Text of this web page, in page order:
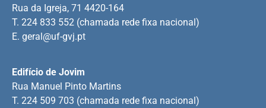
Edifício de Jovim
Rua Manuel Pinto Martins
T. 224 509 703 (chamada rede fixa nacional)
Rua da Igreja, 71 4420-164
T. 224 833 552 (chamada rede fixa nacional)
E. geral@uf-gvj.pt